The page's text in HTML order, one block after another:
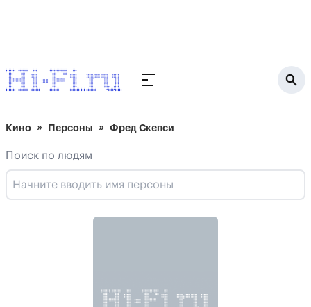
Кино Персоны Фред Скепси
Поиск по людям